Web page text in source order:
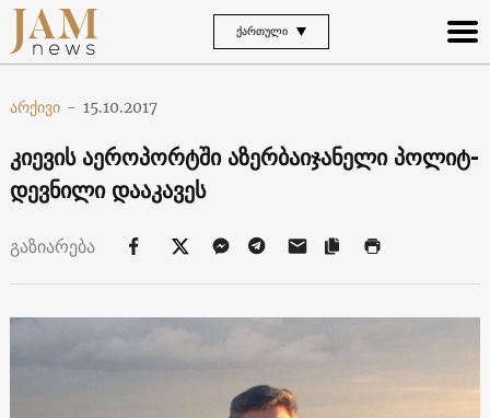
ᲥᲐᲠᲗᲣᲚᲘ
არქივი - 15.10.2017
კიევის აეროპორტში აზერბაიჯანელი პოლიტ-
დევნილი დააკავეს
გაზიარება